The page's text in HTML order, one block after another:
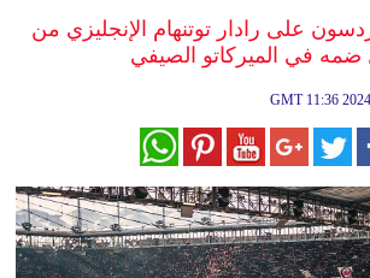
وموسيقى
سياحة
وسفر
على رادار توتنهام الإنجليزي من
ضمه في الميركاتو الصيفي
GMT